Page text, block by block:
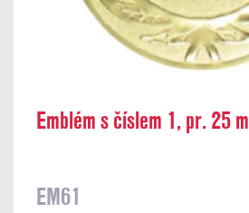
Emblém s číslem 1, pr. 25
EM61